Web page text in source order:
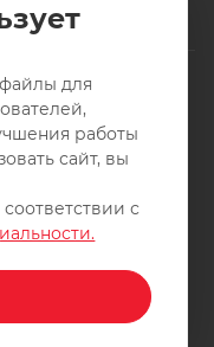
товаров
офертой. Все права
и фотографий
для
работы
сайт, вы
с